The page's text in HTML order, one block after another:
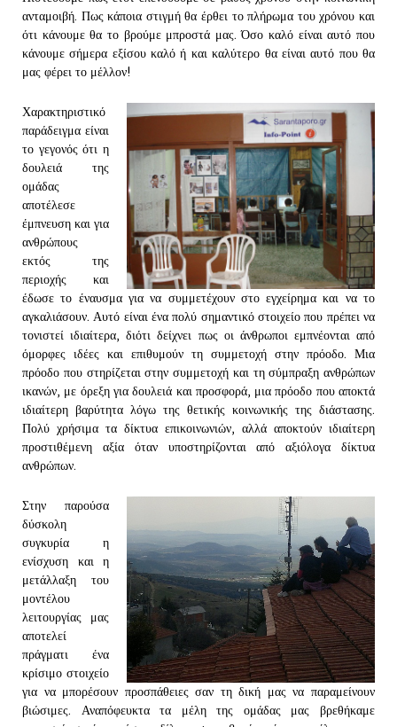
ανταμοιβή. Πως κάποια στιγμή θα έρθει το πλήρωμα του χρόνου και
ότι κάνουμε θα το βρούμε μπροστά μας. Όσο καλό είναι αυτό που
κάνουμε σήμερα εξίσου καλό ή και καλύτερο θα είναι αυτό που θα
μας φέρει το μέλλον!
Χαρακτηριστικό
παράδειγμα είναι
το γεγονός ότι η
δουλειά της
ομάδας
αποτέλεσε
έμπνευση και για
ανθρώπους
εκτός της
περιοχής και
έδωσε το έναυσμα για να συμμετέχουν στο εγχείρημα και να το
αγκαλιάσουν. Αυτό είναι ένα πολύ σημαντικό στοιχείο που πρέπει να
τονιστεί ιδιαίτερα, διότι δείχνει πως οι άνθρωποι εμπνέονται από
όμορφες ιδέες και επιθυμούν τη συμμετοχή στην πρόοδο. Μια
πρόοδο που στηρίζεται στην συμμετοχή και τη σύμπραξη ανθρώπων
ικανών, με όρεξη για δουλειά και προσφορά, μια πρόοδο που αποκτά
ιδιαίτερη βαρύτητα λόγω της θετικής κοινωνικής της διάστασης.
Πολύ χρήσιμα τα δίκτυα επικοινωνιών, αλλά αποκτούν ιδιαίτερη
προστιθέμενη αξία όταν υποστηρίζονται από αξιόλογα δίκτυα
ανθρώπων.
Στην παρούσα
δύσκολη
συγκυρία η
ενίσχυση και η
μετάλλαξη του
μοντέλου
λειτουργίας μας
αποτελεί
πράγματι ένα
κρίσιμο στοιχείο
για να μπορέσουν προσπάθειες σαν τη δική μας να παραμείνουν
βιώσιμες. Αναπόφευκτα τα μέλη της ομάδας μας βρεθήκαμε